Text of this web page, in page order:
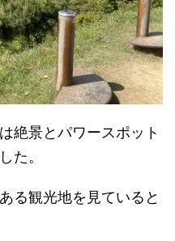
絶景とパワースポット
た。
る観光地を見ていると